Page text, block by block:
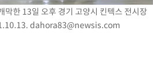
한 13일 오후 경기 고양시 킨텍스 전시장
dahora83@newsis.com